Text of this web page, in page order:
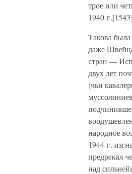
трое или
1940 г.[1543]
Такова
даже
стран —
двух лет
(чьи
народное
1944 г.
предрекал
над